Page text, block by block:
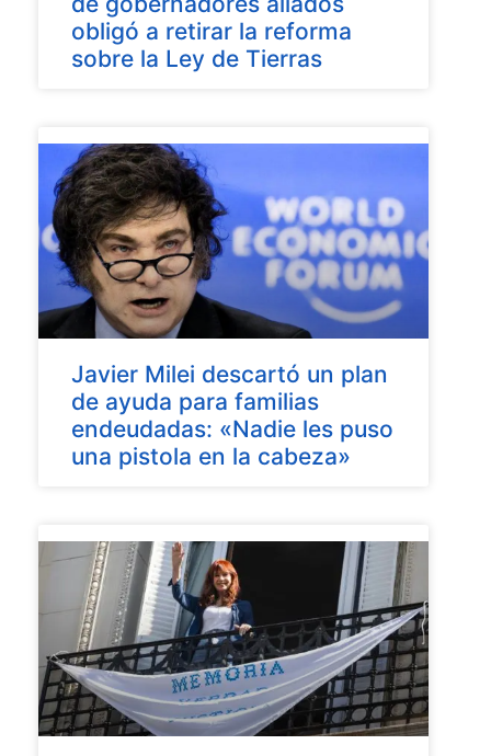
obligó a retirar la reforma
sobre la Ley de Tierras
Javier Milei descartó un plan
de ayuda para familias
endeudadas: «Nadie les puso
una pistola en la cabeza»